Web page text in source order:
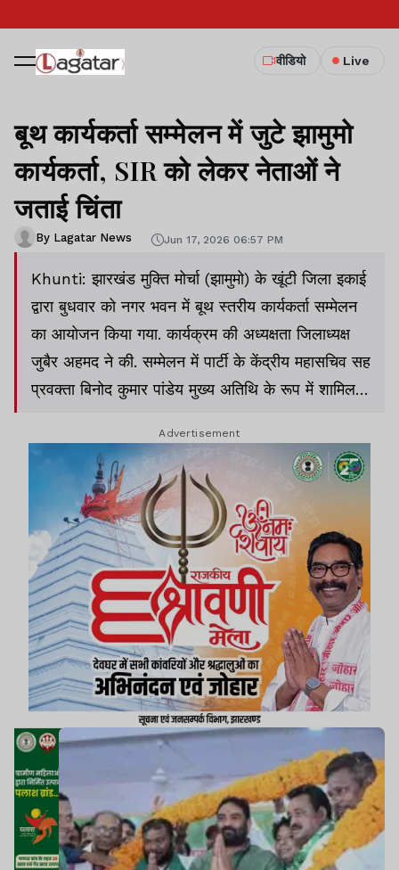
वीडियो Live
बूथ कार्यकर्ता सम्मेलन में जुटे झामुमो
कार्यकर्ता, SIR को लेकर नेताओं ने
जताई चिंता
By Lagatar News Jun 17, 2026 06:57 PM
Khunti: झारखंड मुक्ति मोर्चा (झामुमो) के खूंटी जिला इकाई
द्वारा बुधवार को नगर भवन में बूथ स्तरीय कार्यकर्ता सम्मेलन
का आयोजन किया गया. कार्यक्रम की अध्यक्षता जिलाध्यक्ष
जुबैर अहमद ने की. सम्मेलन में पार्टी के केंद्रीय महासचिव सह
प्रवक्ता बिनोद कुमार पांडेय मुख्य अतिथि के रूप में शामिल
Advertisement